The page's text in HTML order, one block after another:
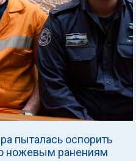
пыталась оспорить
ножевым ранениям